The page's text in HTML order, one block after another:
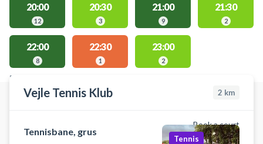
20:00
12
20:30
3
21:00
9
21:30
2
22:00
8
22:30
1
23:00
2
FACILITIES WITH AVAILABLE ACTIVITIES
Vejle Tennis Klub 2 km
Book a court
Tennisbane, grus
Tennis